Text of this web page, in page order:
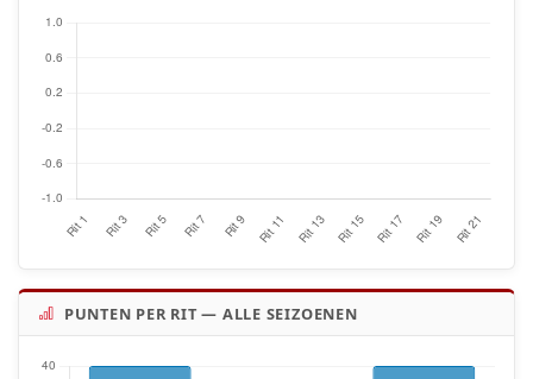
PUNTEN PER RIT — ALLE SEIZOENEN